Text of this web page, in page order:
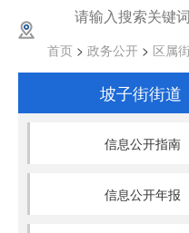
首页 > 政务公开 > 区属
坡子街街道
信息公开指南
信息公开年报